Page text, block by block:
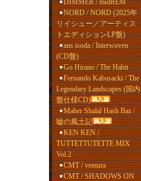
DIMMER / midREM
NORD / NORD (2025年
リイシュー／アーティス
トエディションLP盤)
aus isoda / Interwoven
(CD盤)
Go Hirano / The Habit
Fernando Kabusacki / The
Legendary Landscapes (国内
盤仕様CD)
Maher Shalal Hash Baz /
嘘の風土記
KEN KEN /
TUTTETTUTETTE MIX
Vol.2
CMT / ventura
CMT / SHADOWS ON